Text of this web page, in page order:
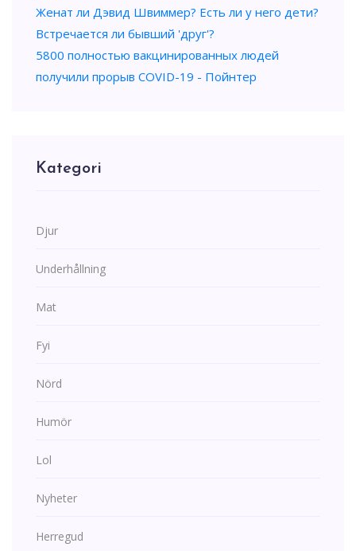
Женат ли Дэвид Швиммер? Есть ли у него дети?
Встречается ли бывший 'друг'?
5800 полностью вакцинированных людей
получили прорыв COVID-19 - Пойнтер
Kategori
Djur
Underhållning
Mat
Fyi
Nörd
Humör
Lol
Nyheter
Herregud